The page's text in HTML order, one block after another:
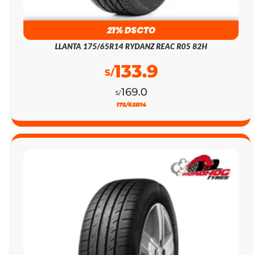
21% DSCTO
LLANTA 175/65R14 RYDANZ REAC R05 82H
S/169.0
S/133.9
175/65R14